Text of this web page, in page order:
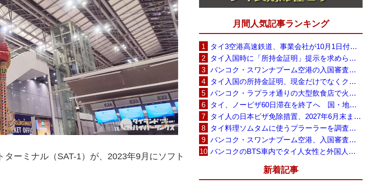
ーミナル（SAT-1）が、2023年9月にソフト
月間人気記事ランキング
タイ3空港高速鉄道、事業会社が10月1日付の契約終了を通知 「現時点での撤退決定ではない」
タイ入国時に「所持金証明」提示を求められる場合も、タイ政府観光庁が外国人旅行者に再周知
バンコク・スワンナプーム空港の入国審査に長蛇の列、SNSで「3～4時間待ち」との投稿が拡散
タイ入国の所持金証明、現金だけでなくクレジットカードや銀行明細も提示可能
バンコク・ラプラオ通りの大型飲食店で火災、27人死亡・多数負傷
タイ、ノービザ60日滞在を終了へ 国・地域別に30日・15日へ再編
タイ人の日本ビザ免除措置、2027年6月末まで延長 不安広がる中でひとまず安堵
タイ料理ソムタムに使うプラーラーを調査へ、大学新入生4,233人が肝吸虫感染
バンコク・スワンナプーム空港、入国審査で2～3時間待ちの時間帯も 審査厳格化と人員不足が影響か
バンコクのBTS車内でタイ人女性と外国人学生グループが口論、騒音めぐる動画が拡散
新着記事